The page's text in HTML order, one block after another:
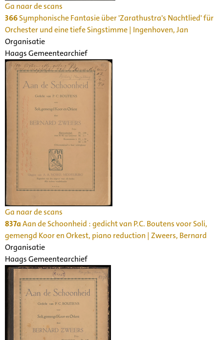
Ga naar de scans
366Symphonische Fantasie über 'Zarathustra's Nachtlied' für
Orchester und eine tiefe Singstimme | Ingenhoven, Jan
Organisatie
Haags Gemeentearchief
Ga naar de scans
837aAan de Schoonheid : gedicht van P.C. Boutens voor Soli,
gemengd Koor en Orkest, piano reduction | Zweers, Bernard
Organisatie
Haags Gemeentearchief